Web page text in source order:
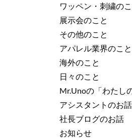
ワッペン・刺繍の
展示会のこと
その他のこと
アパレル業界のこと
海外のこと
日々のこと
Mr.Unoの「わたし
アシスタントのお話
社長ブログのお話
お知らせ